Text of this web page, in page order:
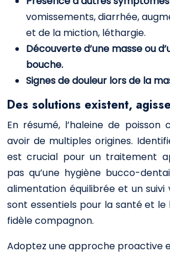
vomissements, diarrhée,
et de la miction, léthargie.
Découverte d’une masse ou
bouche.
Signes de douleur lors de la
Des solutions existent,
En résumé, l’haleine de
avoir de multiples origines.
est crucial pour un traitement
pas qu’une hygiène bucco-
alimentation équilibrée et un
sont essentiels pour la santé et
fidèle compagnon.
Adoptez une approche proactive